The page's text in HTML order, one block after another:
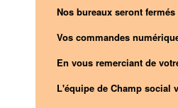
Nos bureaux seront
Vos commandes
En vous remerciant de
L'équipe de Champ social